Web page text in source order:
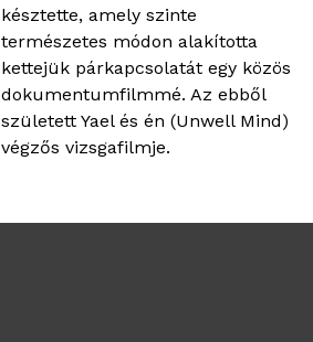
késztette, amely szinte
természetes módon alakította
kettejük párkapcsolatát egy közös
dokumentumfilmmé. Az ebből
született Yael és én (Unwell Mind)
végzős vizsgafilmje.